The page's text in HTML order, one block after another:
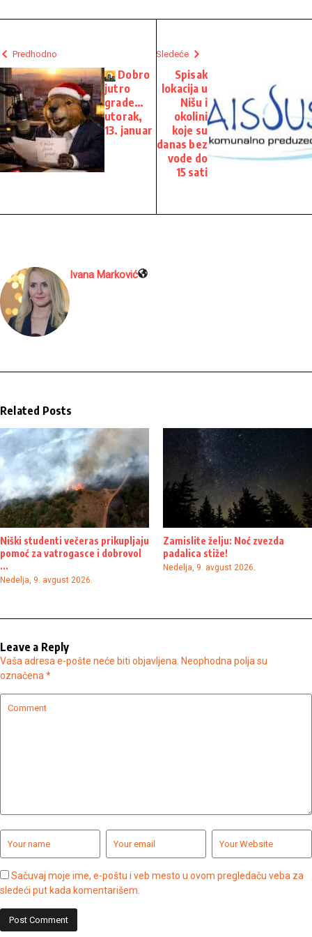
Predhodno
Dobro
jutro
grade…
utorak,
13. januar
Sledeće
Spisak
lokacija u
Nišu i
okolini
koje su
danas bez
vode do
15 sati
Ivana Marković
Related Posts
Niški studenti večeras prikupljaju
pomoć za vatrogasce i dobrovol
...
Nedelja, 9. avgust 2026.
Zamislite želju: Noć zvezda
padalica stiže!
Nedelja, 9. avgust 2026.
Leave a Reply
Vaša adresa e-pošte neće biti objavljena. Neophodna polja su
označena *
Sačuvaj moje ime, e-poštu i veb mesto u ovom pregledaču veba za
sledeći put kada komentarišem.